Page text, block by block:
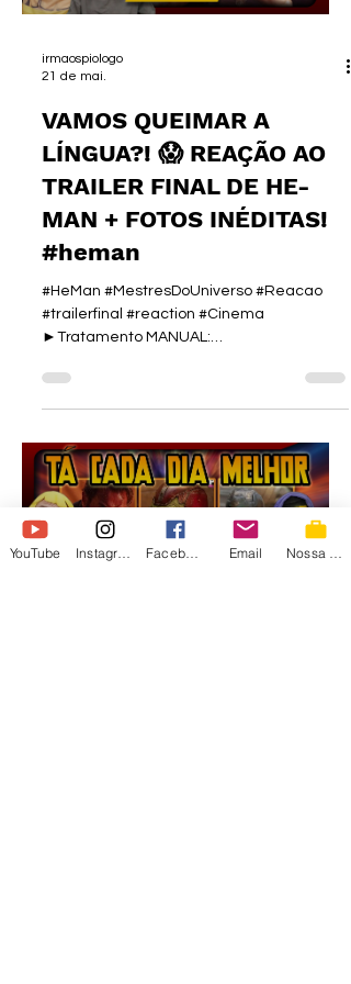
O nosso REVIEW SEM FRESCURA de hoje
irmaospiologo
21 de mai.
VAMOS QUEIMAR A
LÍNGUA?! 😱 REAÇÃO AO
TRAILER FINAL DE HE-
MAN + FOTOS INÉDITAS!
#heman
#HeMan #MestresDoUniverso #Reacao
#trailerfinal #reaction #Cinema
►Tratamento MANUAL:
CUPOM: PIOLOGO40 ►Curso de I.A. :
https://www.irmaospiologo.com.br/pialogo
https://ene.ba/IrmaosPiologo ►SEJA UM
MEMBRO:
https://www.youtube.com/@irmaospiologo/
membership ►FOTOS DESSE VÍDEO:
https://wix.to/OQNoBDO FALA,
Load video
YouTube Email